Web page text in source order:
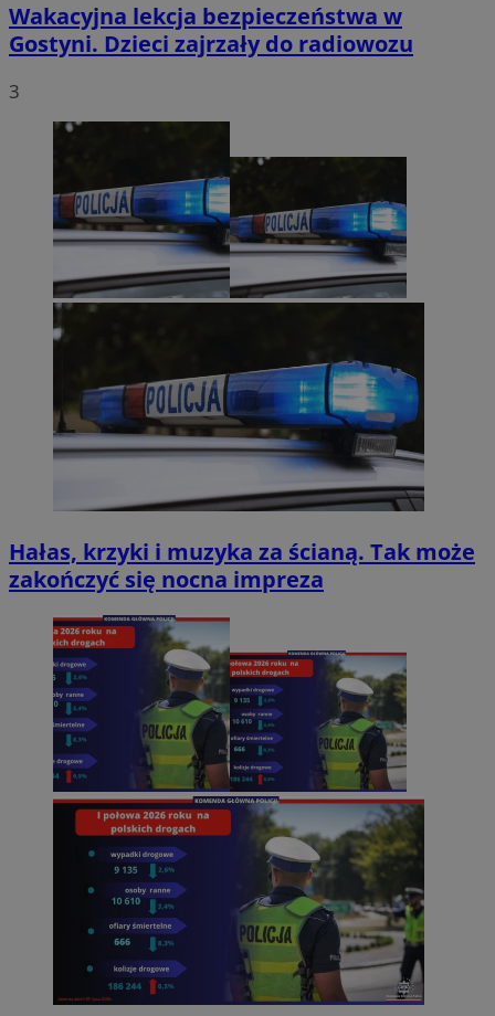
Wakacyjna lekcja bezpieczeństwa w
Gostyni. Dzieci zajrzały do radiowozu
3
Hałas, krzyki i muzyka za ścianą. Tak może
zakończyć się nocna impreza